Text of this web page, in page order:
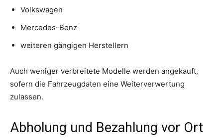
Volkswagen
Mercedes-Benz
weiteren gängigen Herstellern
Auch weniger verbreitete Modelle werden angekauft,
sofern die Fahrzeugdaten eine Weiterverwertung
zulassen.
Abholung und Bezahlung vor Ort